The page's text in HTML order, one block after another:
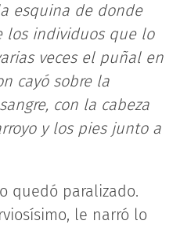
esquina de donde
los individuos que lo
veces el puñal en
cayó sobre la
con la cabeza
y los pies junto a
quedó paralizado.
le narró lo